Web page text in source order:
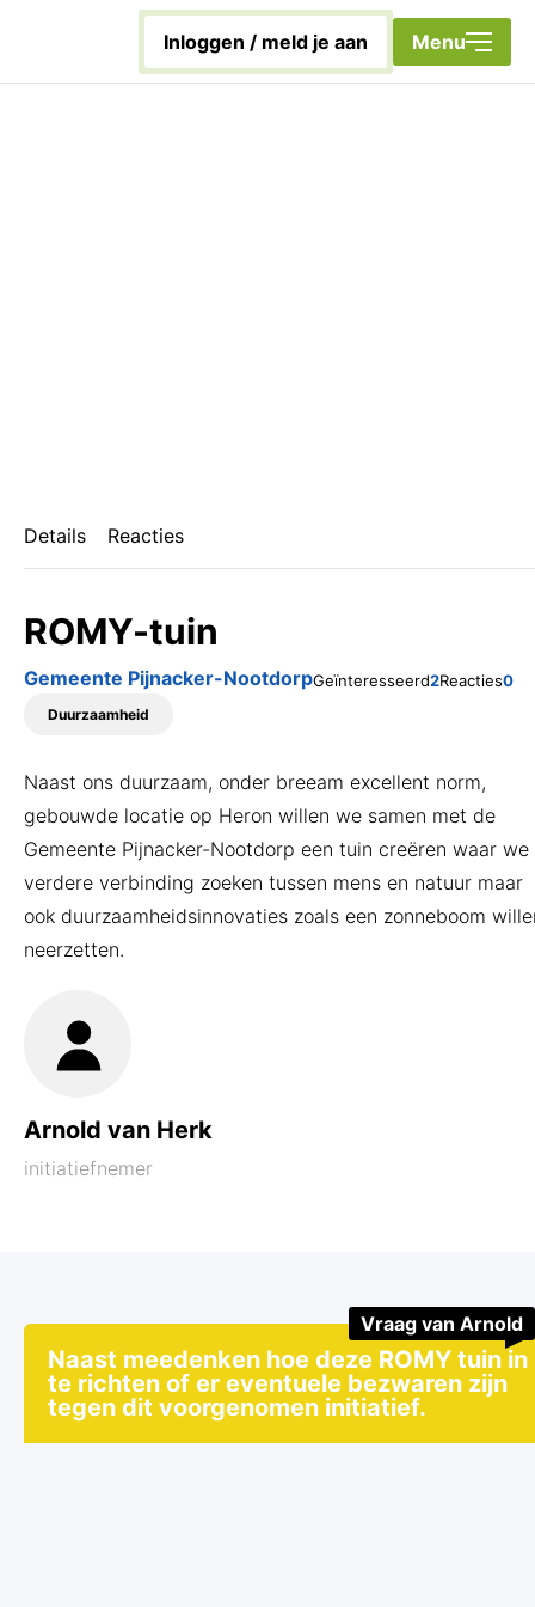
Sluiten
inloggen / meld je aan Menu
Details Reacties
ROMY-tuin
Gemeente Pijnacker-NootdorpGeïnteresseerd2Reacties0
Duurzaamheid
Naast ons duurzaam, onder breeam excellent norm,
gebouwde locatie op Heron willen we samen met de
Gemeente Pijnacker-Nootdorp een tuin creëren waar we
verdere verbinding zoeken tussen mens en natuur maar
ook duurzaamheidsinnovaties zoals een zonneboom
neerzetten.
Arnold van Herk
initiatiefnemer
Naast meedenken hoe deze ROMY tuin in
te richten of er eventuele bezwaren zijn
tegen dit voorgenomen initiatief.
Vraag van Arnold